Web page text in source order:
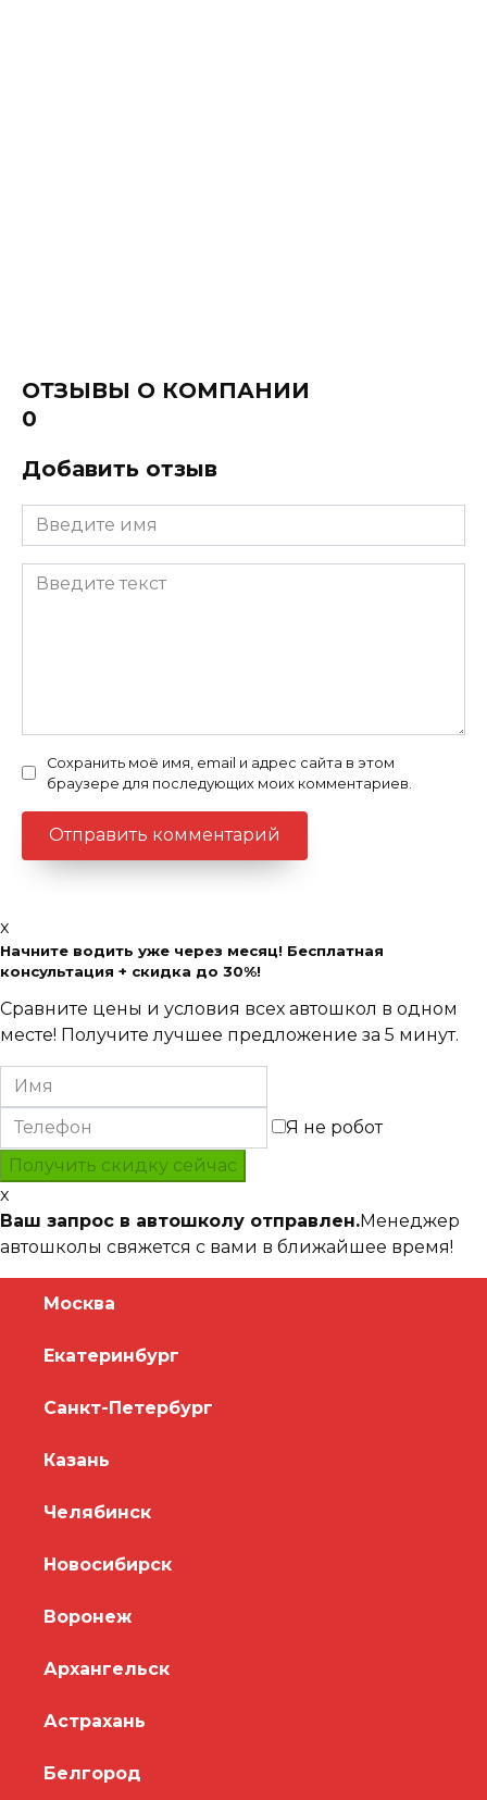
ОТЗЫВЫ О КОМПАНИИ
0
Добавить отзыв
Сохранить моё имя, email и адрес сайта в этом
браузере для последующих моих комментариев.
x
Начните водить уже через месяц! Бесплатная
консультация + скидка до 30%!
Сравните цены и условия всех автошкол в одном
месте! Получите лучшее предложение за 5 минут.
Я не робот
x
Ваш запрос в автошколу отправлен.Менеджер
автошколы свяжется с вами в ближайшее время!
Москва
Екатеринбург
Санкт-Петербург
Казань
Челябинск
Новосибирск
Воронеж
Архангельск
Астрахань
Белгород